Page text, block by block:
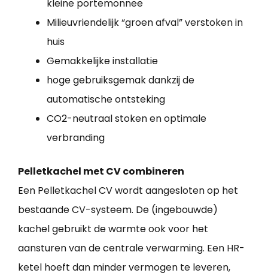
kleine portemonnee
Milieuvriendelijk “groen afval” verstoken in
huis
Gemakkelijke installatie
hoge gebruiksgemak dankzij de
automatische ontsteking
CO2-neutraal stoken en optimale
verbranding
Pelletkachel met CV combineren
Een Pelletkachel CV wordt aangesloten op het
bestaande CV-systeem. De (ingebouwde)
kachel gebruikt de warmte ook voor het
aansturen van de centrale verwarming. Een HR-
ketel hoeft dan minder vermogen te leveren,